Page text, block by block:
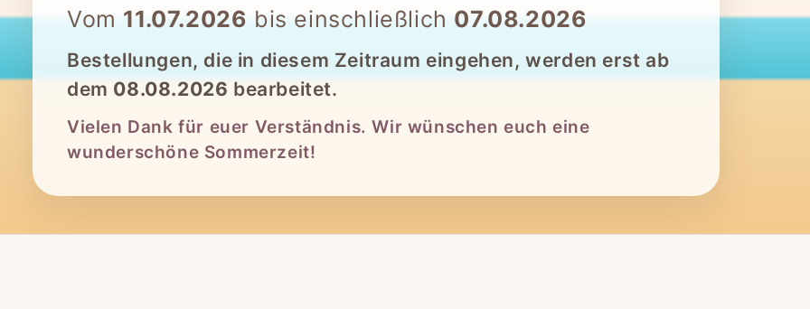
Vom 11.07.2026 bis einschließlich 07.08.2026
Bestellungen, die in diesem Zeitraum eingehen, werden erst ab
dem 08.08.2026 bearbeitet.
Vielen Dank für euer Verständnis. Wir wünschen euch eine
wunderschöne Sommerzeit!